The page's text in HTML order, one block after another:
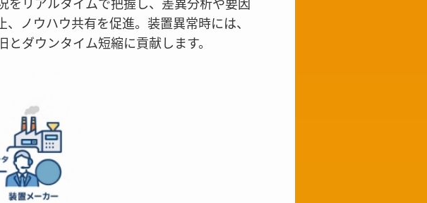
リアルタイムで把握し、差異分析や要因
ノウハウ共有を促進。装置異常時には、
ダウンタイム短縮に貢献します。